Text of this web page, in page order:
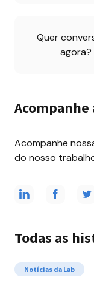
Quer
agora?
Acompanhe
Acompanhe
do nosso
Todas as
Notícias da Lab